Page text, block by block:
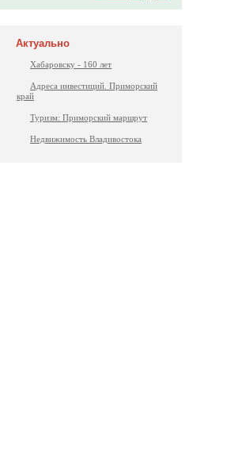
Актуально
Хабаровску - 160 лет
Адреса инвестиций. Приморский
край
Туризм: Приморский маршрут
Недвижимость Владивостока